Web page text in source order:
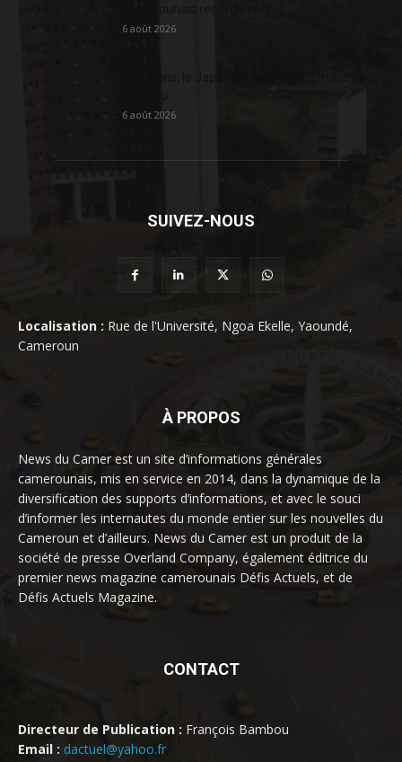
6 août 2026
6 août 2026
SUIVEZ-NOUS
Localisation : Rue de l'Université, Ngoa Ekelle, Yaoundé,
Cameroun
À PROPOS
News du Camer est un site d’informations générales
camerounais, mis en service en 2014, dans la dynamique de la
diversification des supports d’informations, et avec le souci
d’informer les internautes du monde entier sur les nouvelles du
Cameroun et d’ailleurs. News du Camer est un produit de la
société de presse Overland Company, également éditrice du
premier news magazine camerounais Défis Actuels, et de
Défis Actuels Magazine.
CONTACT
Directeur de Publication : François Bambou
Email : dactuel@yahoo.fr